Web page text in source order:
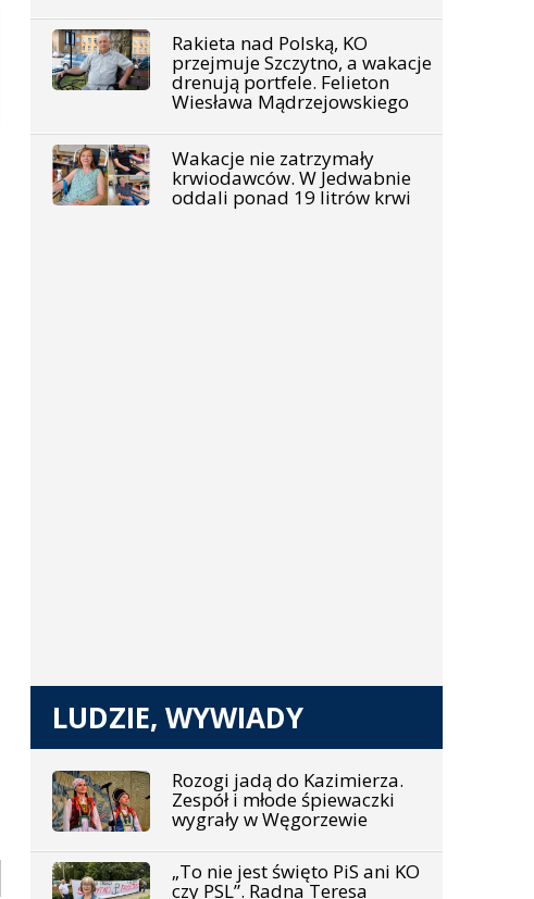
Rakieta nad Polską, KO
przejmuje Szczytno, a wakacje
drenują portfele. Felieton
Wiesława Mądrzejowskiego
Wakacje nie zatrzymały
krwiodawców. W Jedwabnie
oddali ponad 19 litrów krwi
LUDZIE, WYWIADY
Rozogi jadą do Kazimierza.
Zespół i młode śpiewaczki
wygrały w Węgorzewie
„To nie jest święto PiS ani KO
czy PSL”. Radna Teresa